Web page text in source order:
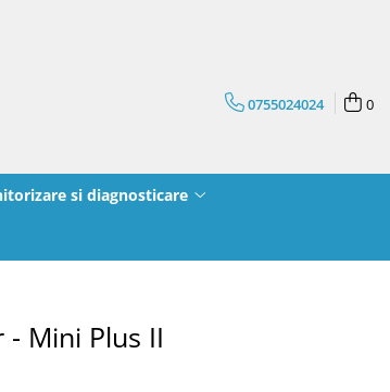
0755024024 0
si diagnosticare
Mini Plus II